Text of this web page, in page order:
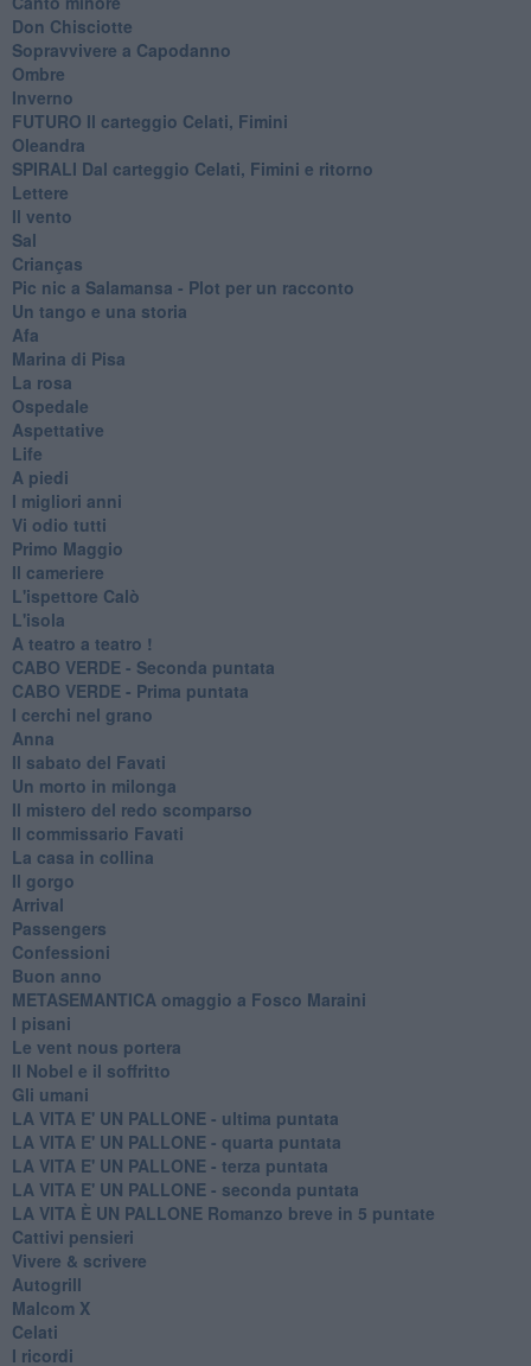
Don Chisciotte
Sopravvivere a Capodanno
Ombre
Inverno
FUTURO Il carteggio Celati, Fimini
Oleandra
SPIRALI Dal carteggio Celati, Fimini e ritorno
Lettere
Il vento
Sal
Crianças
Pic nic a Salamansa - Plot per un racconto
Un tango e una storia
Afa
Marina di Pisa
La rosa
Ospedale
Aspettative
Life
A piedi
I migliori anni
Vi odio tutti
Primo Maggio
Il cameriere
L'ispettore Calò
L'isola
A teatro a teatro !
CABO VERDE - Seconda puntata
CABO VERDE - Prima puntata
I cerchi nel grano
Anna
Il sabato del Favati
Un morto in milonga
Il mistero del redo scomparso
Il commissario Favati
La casa in collina
Il gorgo
Arrival
Passengers
Confessioni
Buon anno
METASEMANTICA omaggio a Fosco Maraini
I pisani
Le vent nous portera
Il Nobel e il soffritto
Gli umani
LA VITA E' UN PALLONE - ultima puntata
LA VITA E' UN PALLONE - quarta puntata
LA VITA E' UN PALLONE - terza puntata
LA VITA E' UN PALLONE - seconda puntata
LA VITA È UN PALLONE Romanzo breve in 5 puntate
Cattivi pensieri
Vivere & scrivere
Autogrill
Malcom X
Celati
I ricordi